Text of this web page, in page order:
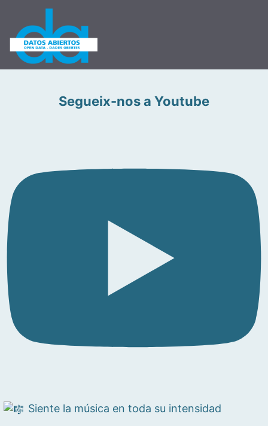
Segueix-nos a Youtube
Siente la música en toda su intensidad